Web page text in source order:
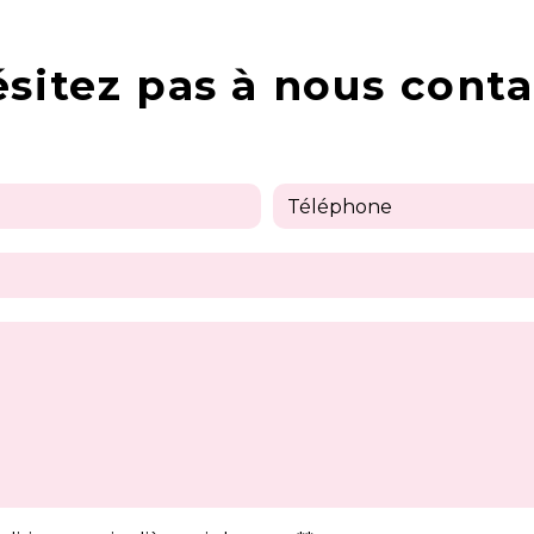
pas à nous